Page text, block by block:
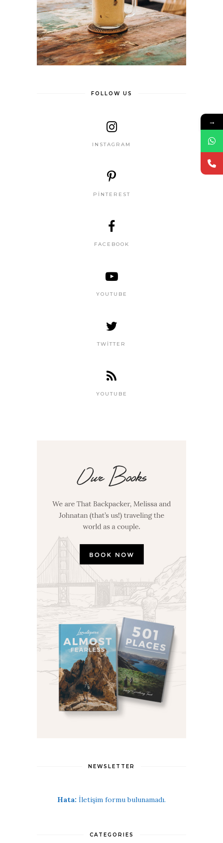
FOLLOW US
INSTAGRAM
PINTEREST
FACEBOOK
YOUTUBE
TWITTER
YOUTUBE
NEWSLETTER
Hata: İletişim formu bulunamadı.
CATEGORIES
→